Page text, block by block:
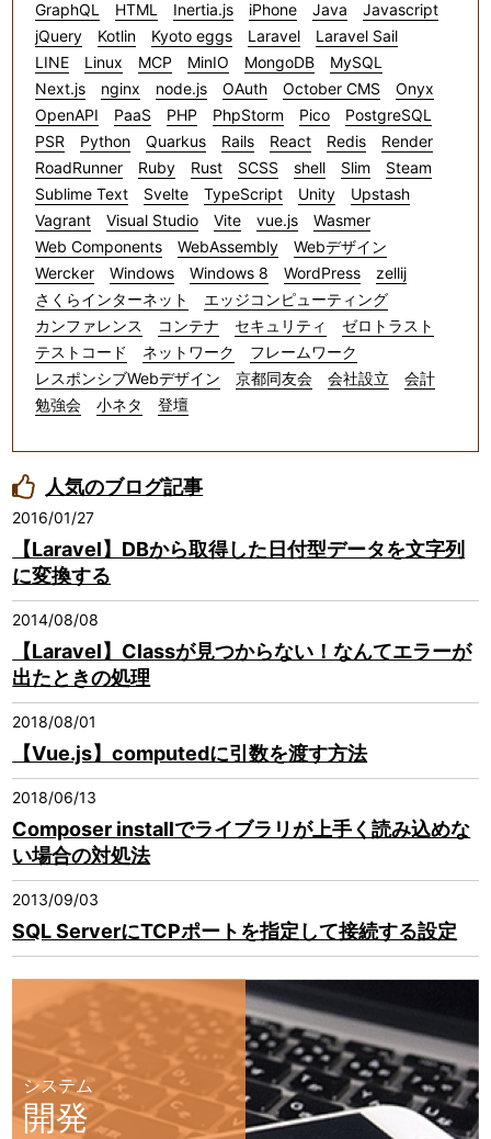
GraphQL
HTML Inertia.js iPhone Java
Javascript
jQuery
Kotlin Kyoto eggs Laravel
Laravel Sail
LINE
Linux MCP MinIO MongoDB
MySQL
Next.js
nginx node.js OAuth October CMS
Onyx
OpenAPI
PaaS PHP PhpStorm Pico
PostgreSQL
PSR
Python Quarkus Rails React Redis
Render
RoadRunner
Ruby Rust SCSS shell Slim
Steam
Sublime Text
Svelte TypeScript Unity
Upstash
Vagrant
Visual Studio Vite vue.js
Wasmer
Web Components
WebAssembly
Webデザイン
Wercker
Windows Windows 8 WordPress
zellij
さくらインターネット
エッジコンピューティング
カンファレンス
コンテナ セキュリティ
ゼロトラスト
テストコード
ネットワーク
フレームワーク
レスポンシブWebデザイン
京都同友会 会社設立
会計
勉強会
小ネタ 登壇
人気のブログ記事
2016/01/27
【Laravel】DBから取得した日付型データを文字列
に変換する
2014/08/08
【Laravel】Classが見つからない！なんてエラーが
出たときの処理
2018/08/01
【Vue.js】computedに引数を渡す方法
2018/06/13
Composer installでライブラリが上手く読み込めな
い場合の対処法
2013/09/03
SQL ServerにTCPポートを指定して接続する設定
システム
開発